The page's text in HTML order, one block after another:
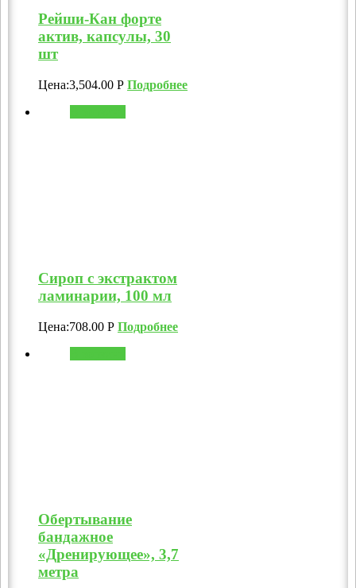
Рейши-Кан форте
актив, капсулы, 30
шт
Цена:3,504.00 Р Подробнее
Сироп с экстрактом
ламинарии, 100 мл
Цена:708.00 Р Подробнее
Обертывание
бандажное
«Дренирующее», 3,7
метра